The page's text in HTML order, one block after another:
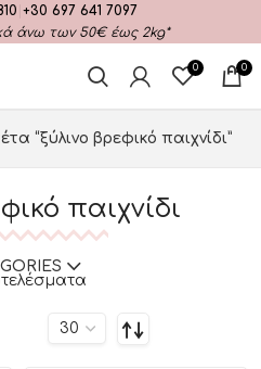
+30 697 641 7097
άνω των 50€ έως 2kg*
0 0
“ξύλινο βρεφικό παιχνίδι”
παιχνίδι